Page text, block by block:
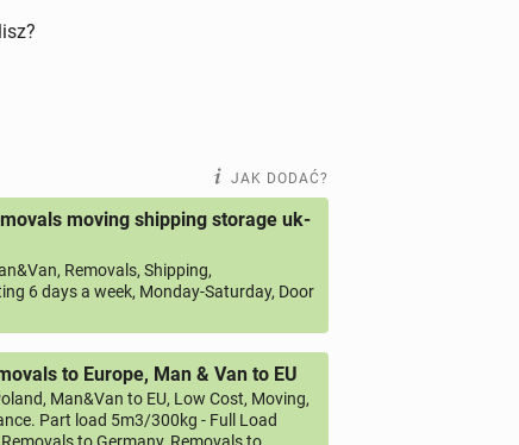
JAK DODAĆ?
moving shipping storage uk-
Removals, Shipping,
6 days a week, Monday-Saturday, Door
to Europe, Man & Van to EU
Man&Van to EU, Low Cost, Moving,
Part load 5m3/300kg - Full Load